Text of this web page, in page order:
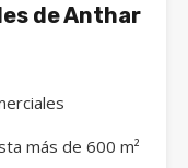
de Anthar
más de 600 m²